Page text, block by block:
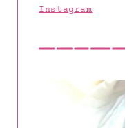
Instagram